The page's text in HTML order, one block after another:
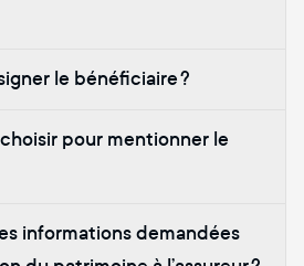
le bénéficiaire ?
pour mentionner le
informations demandées